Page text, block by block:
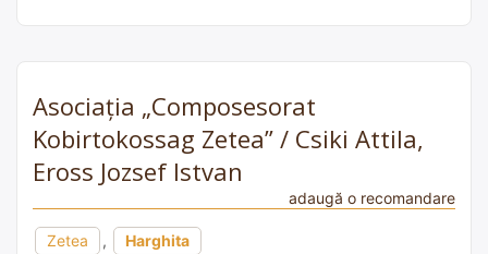
Asociația „Composesorat
Kobirtokossag Zetea” / Csiki Attila,
Eross Jozsef Istvan
adaugă o recomandare
Zetea , Harghita